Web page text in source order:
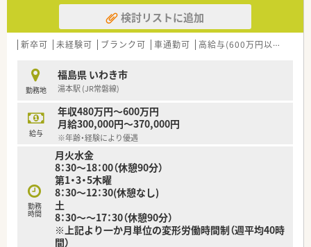
【長く働ける環境】
◆有給休暇の取得や育児休暇など、従業員の皆さんが長く働ける
環境を整えております。
理のない人数体制で勤務できるよう調整しております。
◆お互い様の風土が根付けており、有給休暇の取得率が95％以
上と高水準です。
◆育児休暇取得率は90％以上でお仕事とプライベートの両立が
図れる環境です。
＼＼＼企業について／／／
福島県郡山市に本社をおき、福島県を中心とし多数店舗展開して
いる薬局です。
地域に根ざした店舗展開をベースに、地域医療に開かれた薬局作
りを目指しています。
同じエリアに複数店舗があることが多く、通勤範囲内でさまざま
な経験を積んでいただけます。
検討リストに追加
新卒可 未経験可 ブランク可 車通勤可 高給与(600万円以上)
勤務地
福島県 いわき市
湯本駅 (JR常磐線)
給与
年収480万円～600万円
月給300,000円～370,000円
※年齢・経験により優遇
勤務
時間
月火水金
8：30～18：00（休憩90分）
第1・3・5木曜
8：30～12：30(休憩なし)
土
8：30～～17：30（休憩90分）
※上記より一か月単位の変形労働時間制（週平均40時
間）